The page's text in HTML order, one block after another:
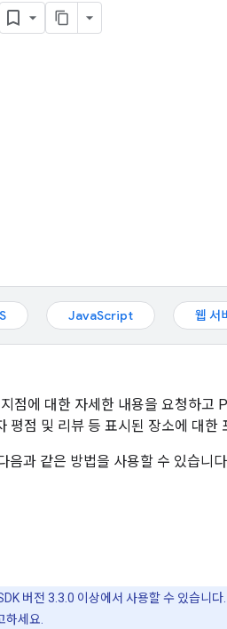
JavaScript 웹 서
점에 대한 자세한 내용을 요청하고
평점 및 리뷰 등 표시된 장소에 대한
음과 같은 방법을 사용할 수 있습니
버전 3.3.0 이상에서 사용할 수 있습니다
하세요.